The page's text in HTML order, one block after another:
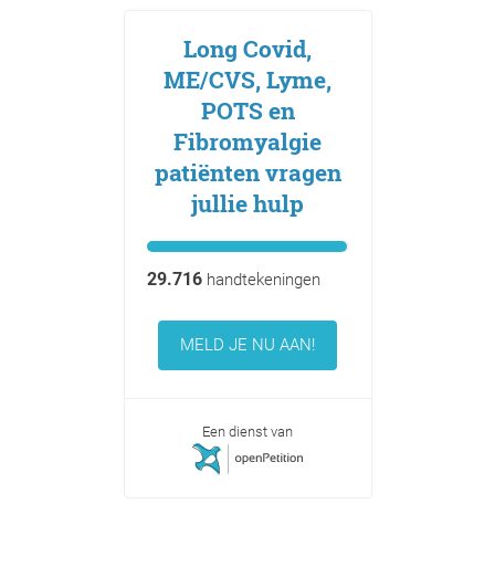
Long Covid,
ME/CVS, Lyme,
POTS en
Fibromyalgie
patiënten vragen
jullie hulp
29.716handtekeningen
MELD JE NU AAN!
Een dienst van